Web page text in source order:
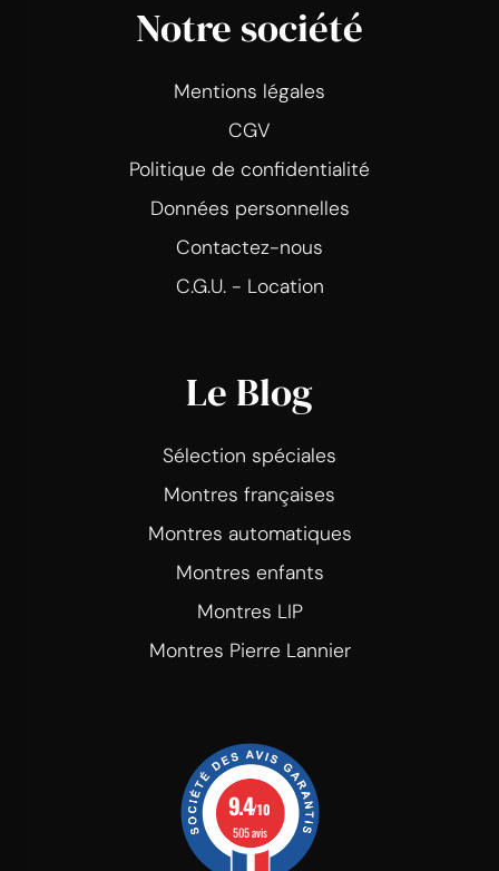
Notre société
Mentions légales
CGV
Politique de confidentialité
Données personnelles
Contactez-nous
C.G.U. - Location
Le Blog
Sélection spéciales
Montres françaises
Montres automatiques
Montres enfants
Montres LIP
Montres Pierre Lannier
9.4/10
505 avis